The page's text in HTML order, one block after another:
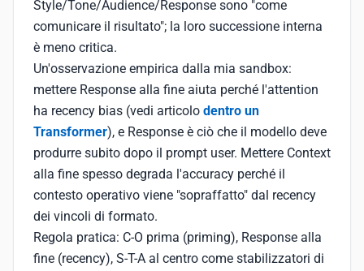
Style/Tone/Audience/Response sono "come
comunicare il risultato"; la loro successione interna
è meno critica.
Un'osservazione empirica dalla mia sandbox:
mettere Response alla fine aiuta perché l'attention
ha recency bias (vedi articolo dentro un
Transformer), e Response è ciò che il modello deve
produrre subito dopo il prompt user. Mettere Context
alla fine spesso degrada l'accuracy perché il
contesto operativo viene "sopraffatto" dal recency
dei vincoli di formato.
Regola pratica: C-O prima (priming), Response alla
fine (recency), S-T-A al centro come stabilizzatori di